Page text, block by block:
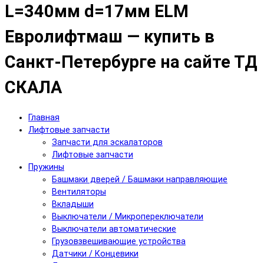
L=340мм d=17мм ELM
Евролифтмаш — купить в
Санкт-Петербурге на сайте ТД
СКАЛА
Главная
Лифтовые запчасти
Запчасти для эскалаторов
Лифтовые запчасти
Пружины
Башмаки дверей / Башмаки направляющие
Вентиляторы
Вкладыши
Выключатели / Микропереключатели
Выключатели автоматические
Грузовзвешивающие устройства
Датчики / Концевики